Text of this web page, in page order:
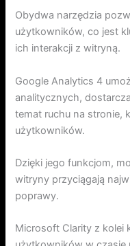
Obydwa narzędzia
użytkowników, co jest
ich interakcji z witryną.
Google Analytics 4
analitycznych,
temat ruchu na stronie,
użytkowników.
Dzięki jego funkcjom,
witryny przyciągają
poprawy.
Microsoft Clarity z kolei